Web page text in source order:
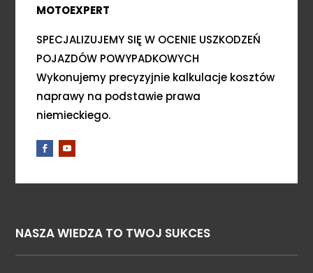
MOTOEXPERT
SPECJALIZUJEMY SIĘ W OCENIE USZKODZEŃ
POJAZDÓW POWYPADKOWYCH
Wykonujemy precyzyjnie kalkulacje kosztów
naprawy na podstawie prawa
niemieckiego.
NASZA WIEDZA TO TWOJ SUKCES